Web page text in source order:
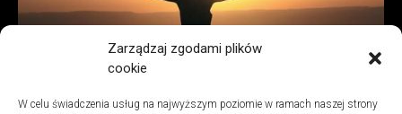
Zarządzaj zgodami plików
cookie
W celu świadczenia usług na najwyższym poziomie w ramach naszej strony